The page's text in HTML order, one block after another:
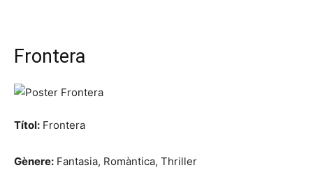
Frontera
Títol: Frontera
Gènere: Fantasia, Romàntica, Thriller